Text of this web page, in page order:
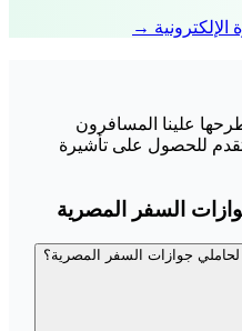
→
علينا المسافرون
للحصول على تأشيرة
السفر المصرية
جوازات السفر المصرية؟